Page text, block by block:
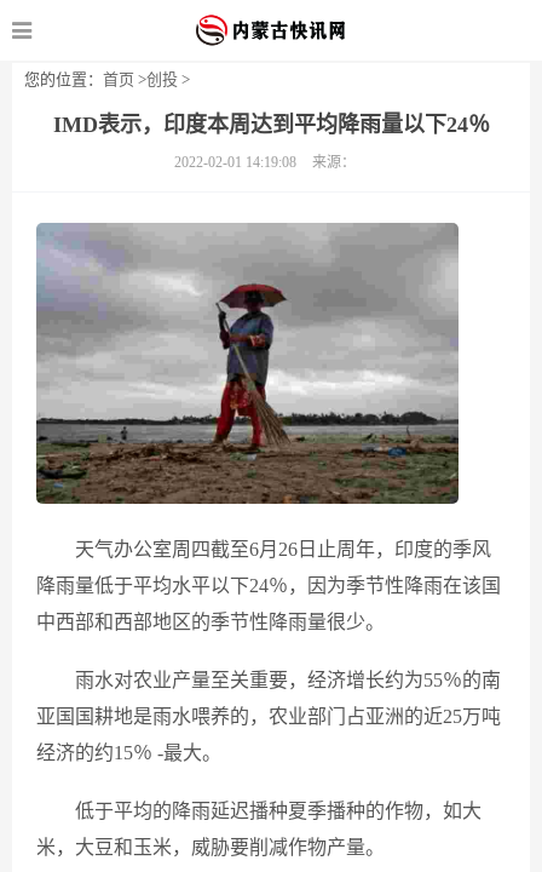
您的位置： 首页 >创投 >
IMD表示，印度本周达到平均降雨量以下24％
2022-02-01 14:19:08 来源：
天气办公室周四截至6月26日止周年，印度的季风
降雨量低于平均水平以下24％，因为季节性降雨在该国
中西部和西部地区的季节性降雨量很少。
雨水对农业产量至关重要，经济增长约为55％的南
亚国国耕地是雨水喂养的，农业部门占亚洲的近25万吨
经济的约15％ -最大。
低于平均的降雨延迟播种夏季播种的作物，如大
米，大豆和玉米，威胁要削减作物产量。